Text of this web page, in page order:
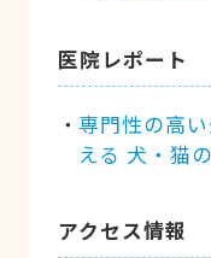
医院レポート
専門性の高
える 犬・猫
アクセス情報